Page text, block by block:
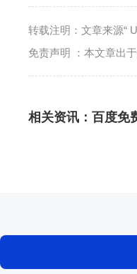
转载注明：文章来源“
免责声明 ：本文章出
相关资讯： 百度免